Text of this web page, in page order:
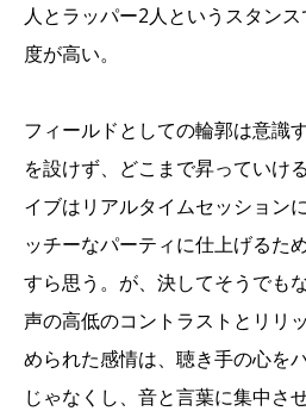
人とラッパー2人というスタン
度が高い。
フィールドとしての輪郭は意識
を設けず、どこまで昇っていけ
イブはリアルタイムセッション
ッチーなパーティに仕上げるた
すら思う。が、決してそうでも
声の高低のコントラストとリリ
められた感情は、聴き手の心を
じゃなくし、音と言葉に集中さ